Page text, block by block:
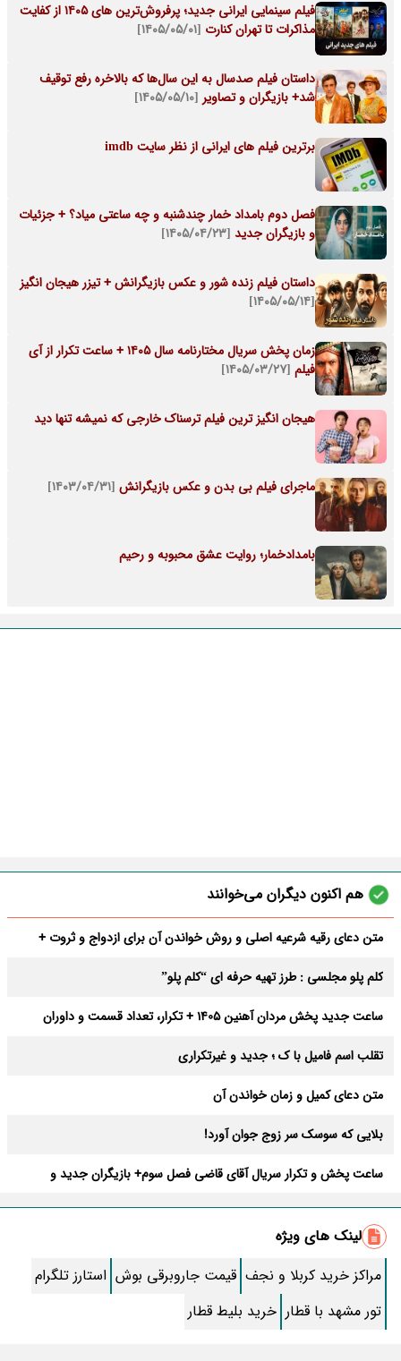
فیلم سینمایی ایرانی جدید؛ پرفروش‌ترین های ۱۴۰۵ از کفایت
مذاکرات تا تهران کنارت [۱۴۰۵/۰۵/۰۱]
داستان فیلم صدسال به این سال‌ها که بالاخره رفع توقیف
شد+ بازیگران و تصاویر [۱۴۰۵/۰۵/۱۰]
برترین فیلم های ایرانی از نظر سایت imdb
فصل دوم بامداد خمار چندشنبه و چه ساعتی میاد؟ + جزئیات
و بازیگران جدید [۱۴۰۵/۰۴/۲۳]
داستان فیلم زنده شور و عکس بازیگرانش + تیزر هیجان انگیز
[۱۴۰۵/۰۵/۱۴]
زمان پخش سریال مختارنامه سال ۱۴۰۵ + ساعت تکرار از آی
فیلم [۱۴۰۵/۰۳/۲۷]
هیجان انگیز ترین فیلم ترسناک خارجی که نمیشه تنها دید
ماجرای فیلم بی بدن و عکس بازیگرانش [۱۴۰۳/۰۴/۳۱]
بامدادخمار؛ روایت عشق محبوبه و رحیم
هم اکنون دیگران می‌خوانند
متن دعای رقیه شرعیه اصلی و روش خواندن آن برای ازدواج و ثروت +
کلم پلو مجلسی : طرز تهیه حرفه ای “کلم پلو”
ساعت جدید پخش مردان آهنین 1405 + تکرار، تعداد قسمت و داوران
تقلب اسم فامیل با ک ؛ جدید و غیرتکراری
متن دعای کمیل و زمان خواندن آن
بلایی که سوسک سر زوج جوان آورد!
ساعت پخش و تکرار سریال آقای قاضی فصل سوم+ بازیگران جدید و
طرز تهیه سالاد ماکارونی خانگی خوشمزه و لذیذ + آموزش تصویری
طرز تهیه پاستا با سس آلفردو و مرغ فوری + آموزش تصویری پنه
جواب کامل اسم فامیل با “س”
ماه قرمز نشانه آخر دنیا در آسمان ظاهر شد !
لینک های ویژه
مراکز خرید کربلا و نجف قیمت جاروبرقی بوش استارز تلگرام
تور مشهد با قطار خرید بلیط قطار